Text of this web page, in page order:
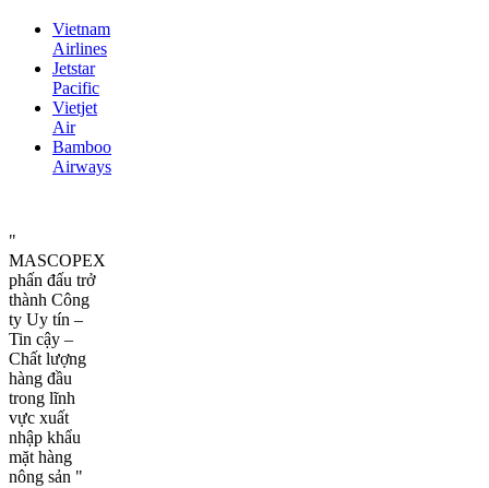
Vietnam
Airlines
Jetstar
Pacific
Vietjet
Air
Bamboo
Airways
"
MASCOPEX
phấn đấu trở
thành Công
ty Uy tín –
Tin cậy –
Chất lượng
hàng đầu
trong lĩnh
vực xuất
nhập khẩu
mặt hàng
nông sản "